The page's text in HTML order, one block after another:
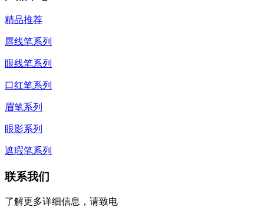
精品推荐
唇线笔系列
眼线笔系列
口红笔系列
眉笔系列
眼影系列
遮瑕笔系列
联系我们
了解更多详细信息，请致电